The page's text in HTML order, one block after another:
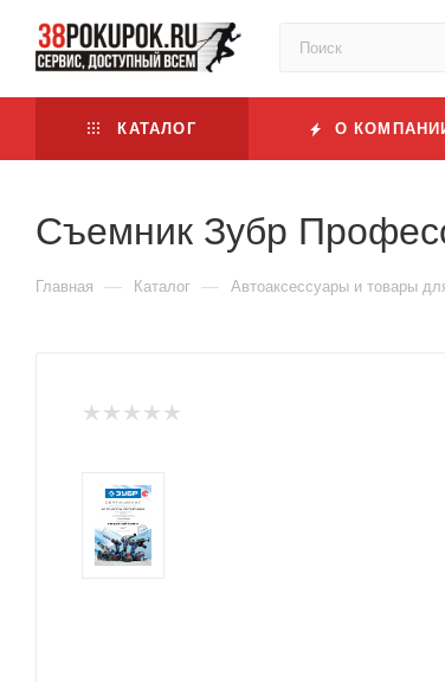
КАТАЛОГ О
Съемник Зубр
Главная — Каталог — Автоаксессуары и товары